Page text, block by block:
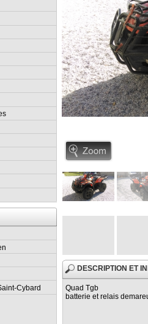
Cybard
DESCRIPTION ET
Quad Tgb
batterie et relais